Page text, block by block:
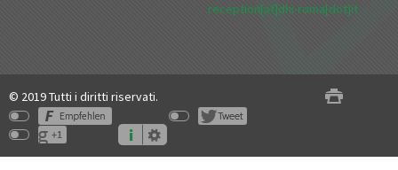
reception[at]dhi-roma[dot]it
© 2019 Tutti i diritti riservati.